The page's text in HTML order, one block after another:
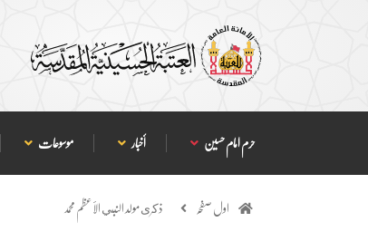
حرم امام حسین أخبار موسوعات
اول صفحہ ذكرى مولد النبي الأعظم محمد